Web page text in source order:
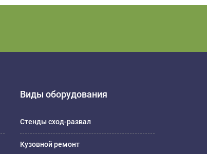
Виды оборудования
Стенды сход-развал
Кузовной ремонт